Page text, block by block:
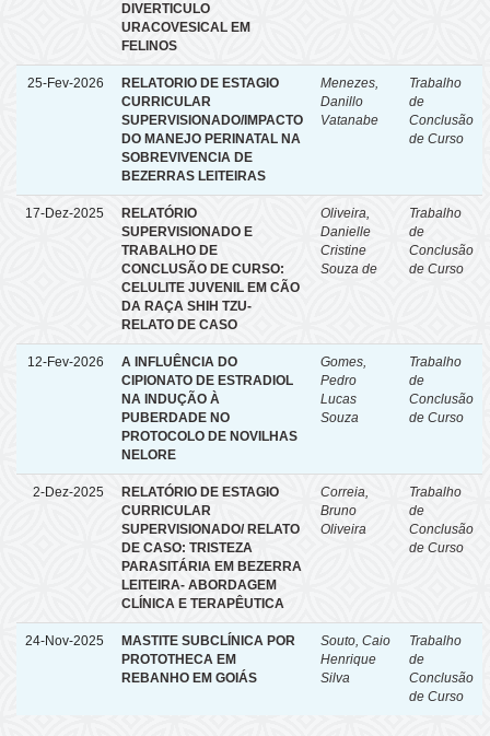
DIVERTICULO
URACOVESICAL EM
FELINOS
25-Fev-2026
RELATORIO DE ESTAGIO
CURRICULAR
SUPERVISIONADO/IMPACTO
DO MANEJO PERINATAL NA
SOBREVIVENCIA DE
BEZERRAS LEITEIRAS
Menezes,
Danillo
Vatanabe
Trabalho
de
Conclusão
de Curso
17-Dez-2025
RELATÓRIO
SUPERVISIONADO E
TRABALHO DE
CONCLUSÃO DE CURSO:
CELULITE JUVENIL EM CÃO
DA RAÇA SHIH TZU-
RELATO DE CASO
Oliveira,
Danielle
Cristine
Souza de
Trabalho
de
Conclusão
de Curso
12-Fev-2026
A INFLUÊNCIA DO
CIPIONATO DE ESTRADIOL
NA INDUÇÃO À
PUBERDADE NO
PROTOCOLO DE NOVILHAS
NELORE
Gomes,
Pedro
Lucas
Souza
Trabalho
de
Conclusão
de Curso
2-Dez-2025
RELATÓRIO DE ESTAGIO
CURRICULAR
SUPERVISIONADO/ RELATO
DE CASO: TRISTEZA
PARASITÁRIA EM BEZERRA
LEITEIRA- ABORDAGEM
CLÍNICA E TERAPÊUTICA
Correia,
Bruno
Oliveira
Trabalho
de
Conclusão
de Curso
24-Nov-2025
MASTITE SUBCLÍNICA POR
PROTOTHECA EM
REBANHO EM GOIÁS
Souto, Caio
Henrique
Silva
Trabalho
de
Conclusão
de Curso